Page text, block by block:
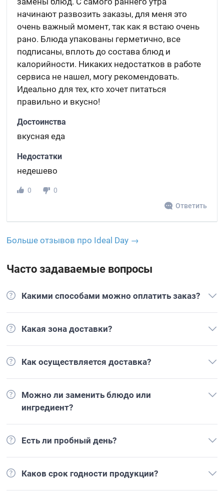
начинают развозить заказы, для меня это
очень важный момент, так как я встаю очень
рано. Блюда упакованы герметично, все
подписаны, вплоть до состава блюд и
калорийности. Никаких недостатков в работе
сервиса не нашел, могу рекомендовать.
Идеально для тех, кто хочет питаться
правильно и вкусно!
Достоинства
вкусная еда
Недостатки
недешево
0
0
Ответить
Больше отзывов про Ideal Day →
Часто задаваемые вопросы
Какими способами можно оплатить заказ?
Какая зона доставки?
Как осуществляется доставка?
Можно ли заменить блюдо или
ингредиент?
Есть ли пробный день?
Каков срок годности продукции?